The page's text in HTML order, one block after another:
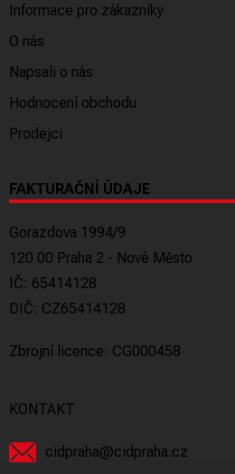
Informace pro zákazníky
O nás
Napsali o nás
Hodnocení obchodu
Prodejci
FAKTURAČNÍ ÚDAJE
Gorazdova 1994/9
120 00 Praha 2 - Nové Město
IČ: 65414128
DIČ: CZ65414128
Zbrojní licence: CG000458
KONTAKT
cidpraha@cidpraha.cz